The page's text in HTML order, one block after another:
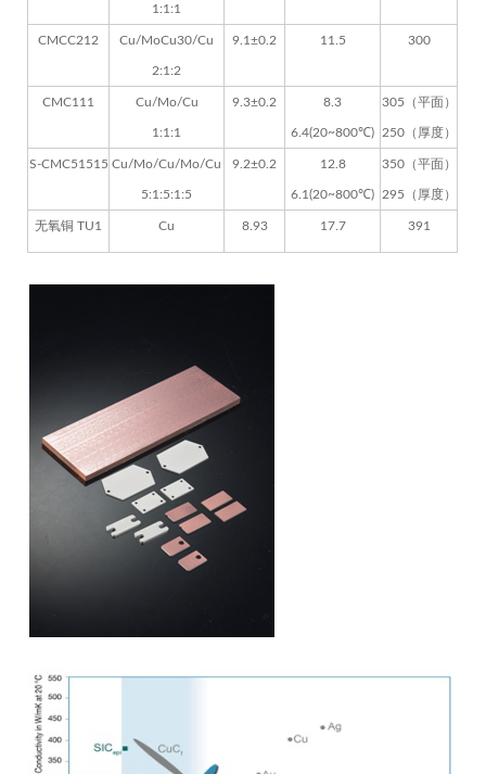
1:1:1
CMCC212 Cu/MoCu30/Cu
2:1:2
9.1±0.2 11.5 300
CMC111 Cu/Mo/Cu
1:1:1
9.3±0.2 8.3
6.4(20~800℃)
305（平面）
250（厚度）
S-CMC51515 Cu/Mo/Cu/Mo/Cu
5:1:5:1:5
9.2±0.2 12.8
6.1(20~800℃)
350（平面）
295（厚度）
无氧铜 TU1 Cu 8.93 17.7 391